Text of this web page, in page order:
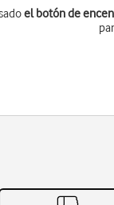
el botón de